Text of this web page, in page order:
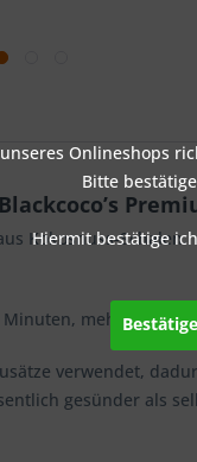
Kokosnuss-Schalen.
mehr
verwendet,
gesünder als
Onlineshops
Bitte
Hiermit bestätige